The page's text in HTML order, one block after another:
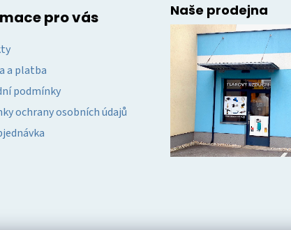
ý
i
s
u
pro vás
a platba
podmínky
ochrany osobních údajů
Naše prodejna